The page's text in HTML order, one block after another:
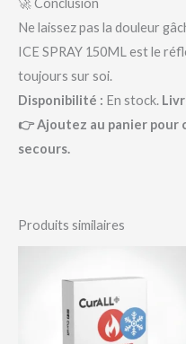
Ne laissez pas la douleur
ICE SPRAY 150ML est le
toujours sur soi.
Disponibilité : En stock.
👉 Ajoutez au panier
secours.
Produits similaires